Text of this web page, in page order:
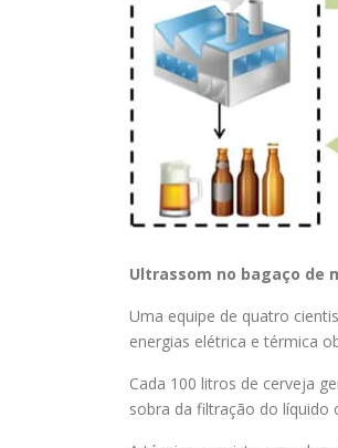
Ultrassom no bagaço de
Uma equipe de quatro
energias elétrica e térmica
Cada 100 litros de cerveja
sobra da filtração do líquido